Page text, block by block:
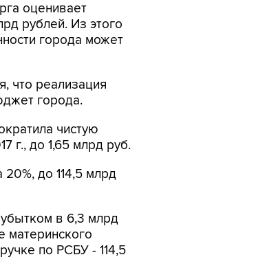
оценивает
рублей. Из этого
города может
что реализация
города.
чистую
г., до 1,65 млрд руб.
до 114,5 млрд
в 6,3 млрд
материнского
по РСБУ - 114,5